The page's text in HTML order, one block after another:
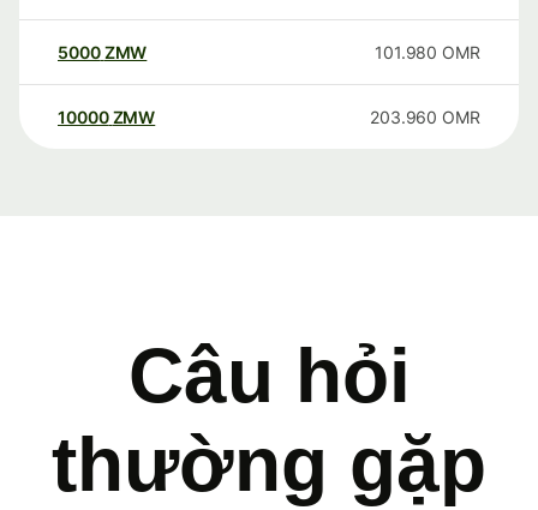
5000ZMW 101.980 OMR
10000 ZMW 203.960 OMR
Câu hỏi
thường gặp